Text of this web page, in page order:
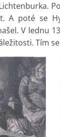
A poté se
V lednu
Tím